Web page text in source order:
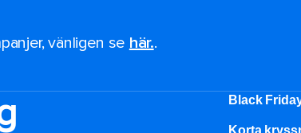
vänligen se här..
Black
Korta